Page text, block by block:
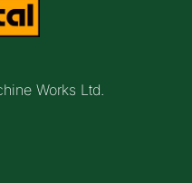
Works Ltd.